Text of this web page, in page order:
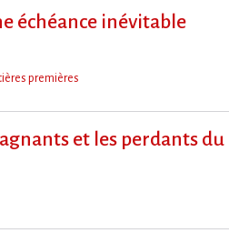
échéance inévitable
premières
et les perdants